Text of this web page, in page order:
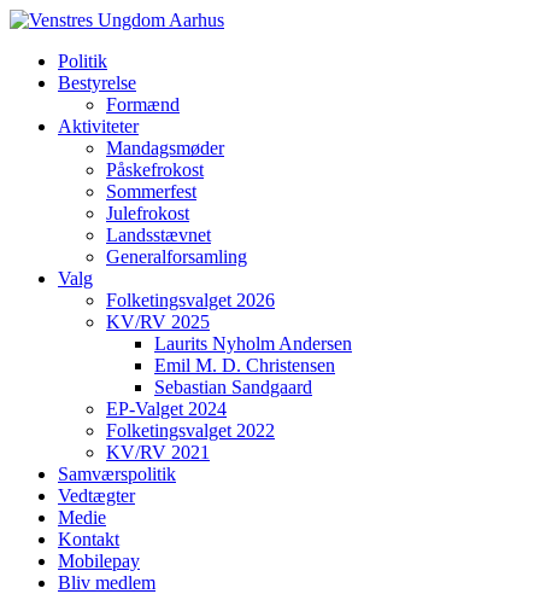
Politik
Bestyrelse
Formænd
Aktiviteter
Mandagsmøder
Påskefrokost
Sommerfest
Julefrokost
Landsstævnet
Generalforsamling
Valg
Folketingsvalget 2026
KV/RV 2025
Laurits Nyholm Andersen
Emil M. D. Christensen
Sebastian Sandgaard
EP-Valget 2024
Folketingsvalget 2022
KV/RV 2021
Samværspolitik
Vedtægter
Medie
Kontakt
Mobilepay
Bliv medlem